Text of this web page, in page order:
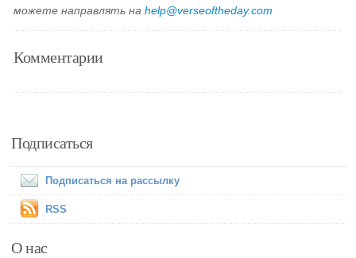
можете направлять наhelp@verseoftheday.com
Комментарии
Подписаться
Подписаться на рассылку
RSS
О нас